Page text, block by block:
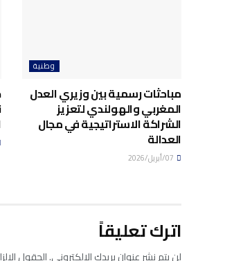
وطنية
مباحثات رسمية بين وزيري العدل
المغربي والهولندي لتعزيز
الشراكة الاستراتيجية في مجال
العدالة
اترك تعليقاً
لن يتم نشر عنوان بريدك الإلكتروني.الحقول